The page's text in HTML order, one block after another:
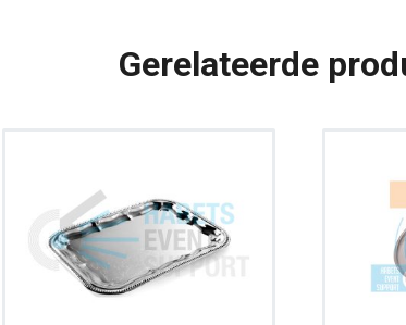
x
Gerelateerde